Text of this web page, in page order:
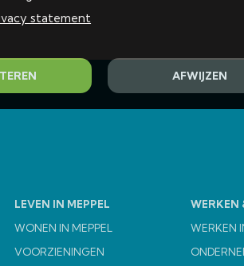
statement
AFWIJZEN
LEVEN IN MEPPEL
WONEN IN MEPPEL
VOORZIENINGEN
WERKEN
WERKEN